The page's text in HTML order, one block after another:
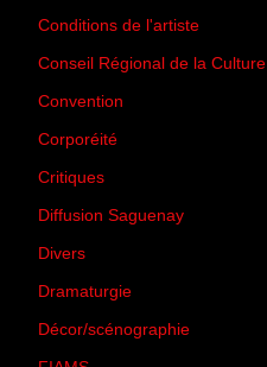
Conditions de l'artiste
Conseil Régional de la Culture
Convention
Corporéité
Critiques
Diffusion Saguenay
Divers
Dramaturgie
Décor/scénographie